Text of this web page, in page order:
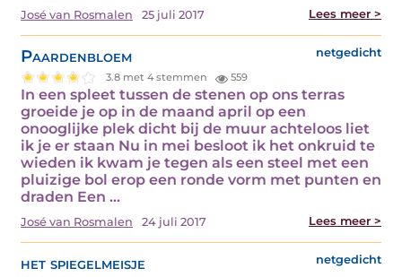
José van Rosmalen 25 juli 2017 Lees meer >
Paardenbloem netgedicht
3.8 met 4 stemmen 559
In een spleet tussen de stenen op ons terras
groeide je op in de maand april op een
onooglijke plek dicht bij de muur achteloos liet
ik je er staan Nu in mei besloot ik het onkruid te
wieden ik kwam je tegen als een steel met een
pluizige bol erop een ronde vorm met punten en
draden Een ...
José van Rosmalen 24 juli 2017 Lees meer >
het spiegelmeisje netgedicht